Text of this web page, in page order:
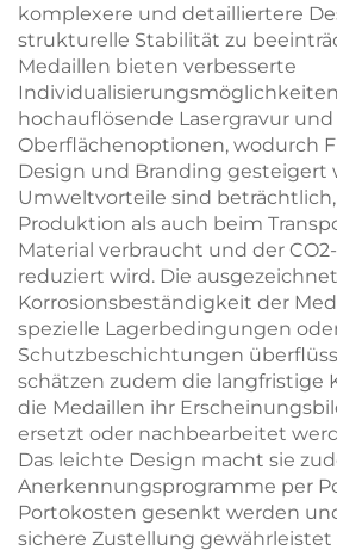
komplexere und detailliertere
strukturelle Stabilität zu
Medaillen bieten verbesserte
hochauflösende Lasergravur
Oberflächenoptionen, wodurch
Design und Branding gesteigert
Umweltvorteile sind
Produktion als auch beim
Material verbraucht und der
reduziert wird. Die
Korrosionsbeständigkeit der
spezielle Lagerbedingungen
Schutzbeschichtungen
schätzen zudem die langfristige
die Medaillen ihr
ersetzt oder nachbearbeitet
Das leichte Design macht sie
Anerkennungsprogramme per
Portokosten gesenkt werden
sichere Zustellung gewährleistet